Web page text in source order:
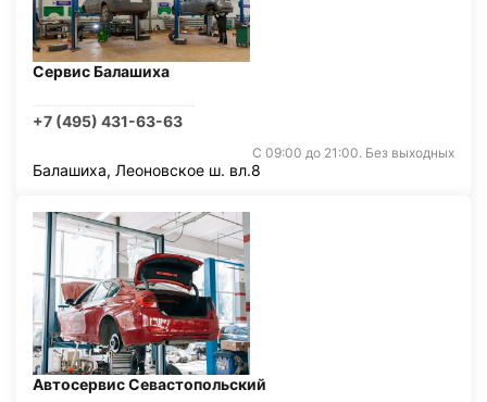
Сервис Балашиха
+7 (495) 431-63-63
С 09:00 до 21:00. Без выходных
Балашиха, Леоновское ш. вл.8
Автосервис Севастопольский